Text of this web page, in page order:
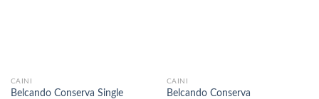
CAINI
Belcando Conserva Single
CAINI
Belcando Conserva